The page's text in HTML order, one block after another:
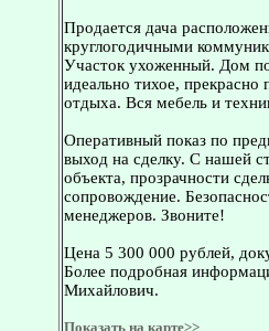
Продается дача
круглогодичными
Участок ухоженный. Дом
идеально тихое, прекрасно
отдыха. Вся мебель и
Оперативный показ по
выход на сделку. С нашей
объекта, прозрачности
сопровождение.
менеджеров. Звоните!
Цена 5 300 000 рублей,
Более подробная
Михайлович.
Показать на карте>>